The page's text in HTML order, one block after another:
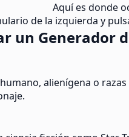
Aquí es donde
de la izquierda y
un Generador
alienígena o